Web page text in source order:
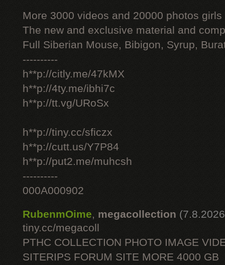
More 3000 videos and 20000 photos
The new and exclusive material and
Full Siberian Mouse, Bibigon, Syrup,
----------
h**p://citly.me/47kMX
h**p://4ty.me/ibhi7c
h**p://tt.vg/URoSx
h**p://tiny.cc/sficzx
h**p://cutt.us/Y7P84
h**p://put2.me/muhcsh
----------
000A000902
RubenmOime, megacollection
tiny.cc/megacoll
PTHC COLLECTION PHOTO IMAGE
SITERIPS FORUM SITE MORE 4000 GB